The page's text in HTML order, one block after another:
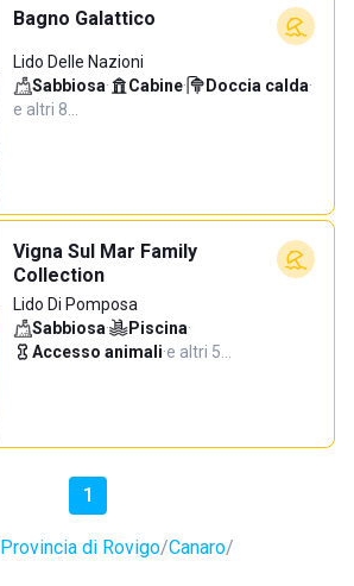
Bagno Galattico
Lido Delle Nazioni
Sabbiosa· Cabine· Doccia calda·
e altri 8…
Vigna Sul Mar Family
Collection
Lido Di Pomposa
Sabbiosa· Piscina·
Accesso animali·e altri 5…
1
Provincia di Rovigo Canaro